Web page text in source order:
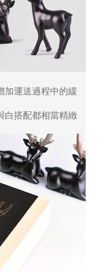
加運送過程中的緩
白搭配都相當精緻